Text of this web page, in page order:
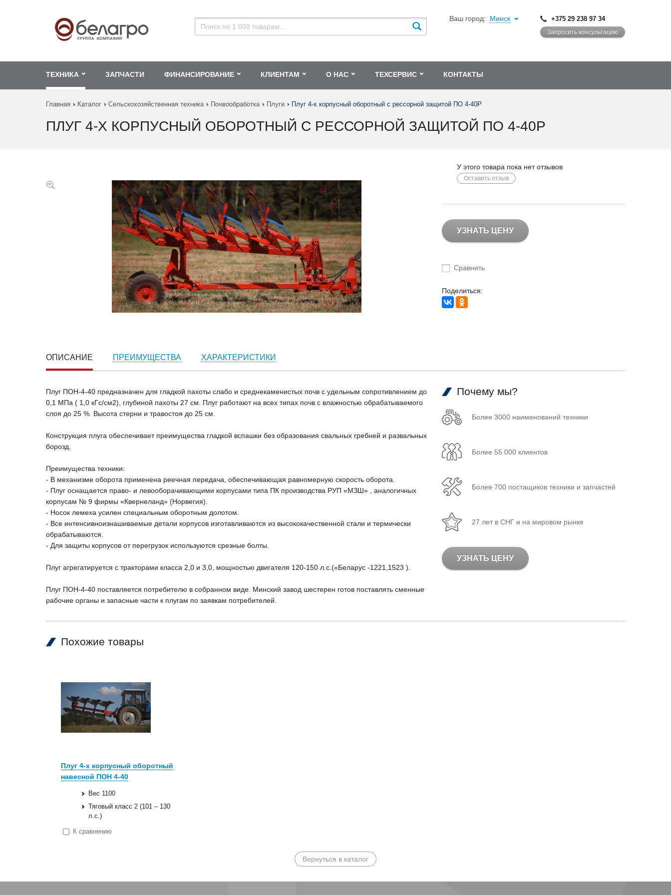
Ваш город: Минск +375 29 238 97 34
Запросить консультацию
ТЕХНИКА ЗАПЧАСТИ ФИНАНСИРОВАНИЕ КЛИЕНТАМ О НАС ТЕХСЕРВИС КОНТАКТЫ
Главная Каталог Сельскохозяйственная техника Почвообработка Плуги Плуг 4-х корпусный оборотный с рессорной защитой ПО 4-40Р
ПЛУГ 4-Х КОРПУСНЫЙ ОБОРОТНЫЙ С РЕССОРНОЙ ЗАЩИТОЙ ПО 4-40Р
У этого товара пока нет отзывов
Оставить отзыв
УЗНАТЬ ЦЕНУ
Сравнить
Поделиться:
ОПИСАНИЕ ПРЕИМУЩЕСТВА ХАРАКТЕРИСТИКИ
Плуг ПОН-4-40 предназначен для гладкой пахоты слабо и среднекаменистых почв с удельным сопротивлением до
0,1 МПа ( 1,0 кГс/см2), глубиной пахоты 27 см. Плуг работают на всех типах почв с влажностью обрабатываемого
слоя до 25 %. Высота стерни и травостоя до 25 см.
Конструкция плуга обеспечивает преимущества гладкой вспашки без образования свальных гребней и развальных
борозд.
Преимущества техники:
- В механизме оборота применена реечная передача, обеспечивающая равномерную скорость оборота.
- Плуг оснащается право- и левооборачивающими корпусами типа ПК производства РУП «МЗШ» , аналогичных
корпусам № 9 фирмы «Квернеланд» (Норвегия).
- Носок лемеха усилен специальным оборотным долотом.
- Все интенсивноизнашиваемые детали корпусов изготавливаются из высококачественной стали и термически
обрабатываются.
- Для защиты корпусов от перегрузок используются срезные болты.
Плуг агрегатируется с тракторами класса 2,0 и 3,0, мощностью двигателя 120-150 л.с.(«Беларус -1221,1523 ).
Плуг ПОН-4-40 поставляется потребителю в собранном виде. Минский завод шестерен готов поставлять сменные
рабочие органы и запасные части к плугам по заявкам потребителей.
Почему мы?
Более 3000 наименований техники
Более 55 000 клиентов
Более 700 постащиков техники и запчастей
27 лет в СНГ и на мировом рынке
УЗНАТЬ ЦЕНУ
Похожие товары
Плуг 4-х корпусный оборотный
навесной ПОН 4-40
Вес 1100
Тяговый класс 2 (101 – 130
л.с.)
К сравнению
Вернуться в каталог